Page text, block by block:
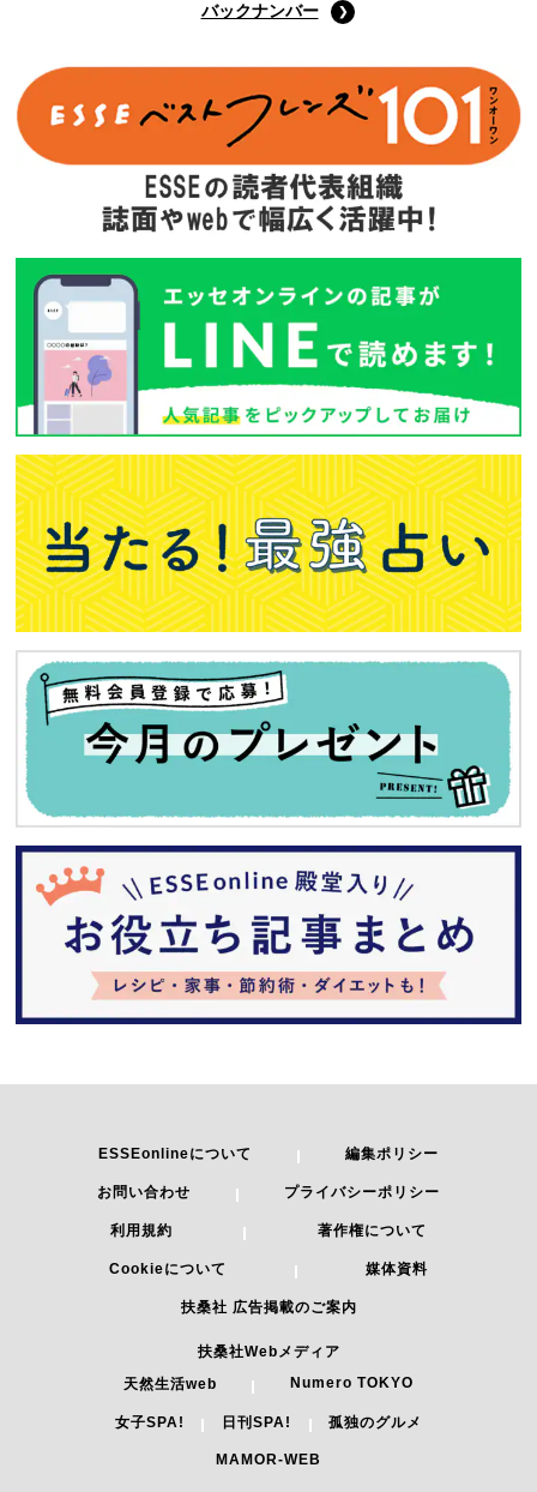
バックナンバー
ESSEonlineについて 編集ポリシー
お問い合わせ プライバシーポリシー
利用規約 著作権について
Cookieについて 媒体資料
扶桑社 広告掲載のご案内
扶桑社Webメディア
天然生活web
Numero TOKYO
女子SPA! 日刊SPA! 孤独のグルメ
MAMOR-WEB